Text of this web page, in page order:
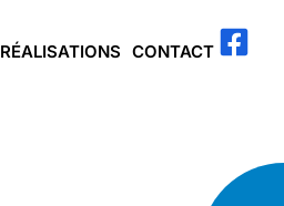
RÉALISATIONS CONTACT